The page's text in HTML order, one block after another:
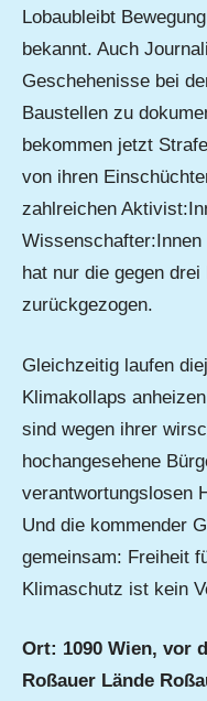
Lobaubleibt
bekannt. Auch
Geschehenisse bei
Baustellen zu
bekommen jetzt
von ihren
zahlreichen
hat nur die gegen
zurückgezogen.
Gleichzeitig laufen
Klimakollaps
sind wegen ihrer
hochangesehene
verantwortungslosen
Und die kommender
gemeinsam: Freiheit
Klimaschutz ist kein
Ort: 1090 Wien, vor
Roßauer Lände